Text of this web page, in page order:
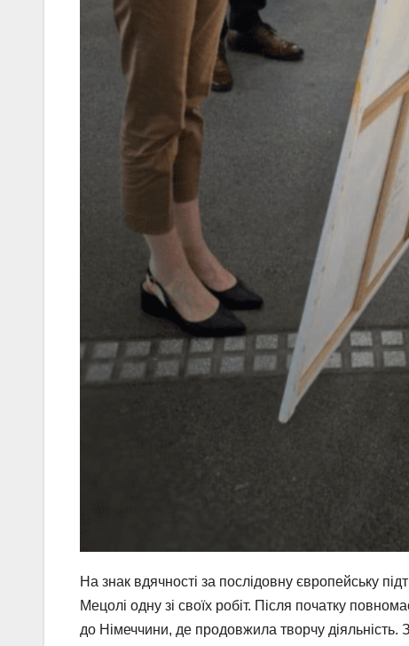
На знак вдячності за послідовну європейську
Мецолі одну зі своїх робіт. Після початку
до Німеччини, де продовжила творчу діяльність.